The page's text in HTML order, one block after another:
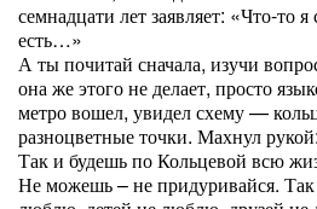
семнадцати лет заявляет: «Что-то
есть…»
А ты почитай сначала, изучи
она же этого не делает, просто
метро вошел, увидел схему —
разноцветные точки. Махнул
Так и будешь по Кольцевой всю
Не можешь – не придуривайся.